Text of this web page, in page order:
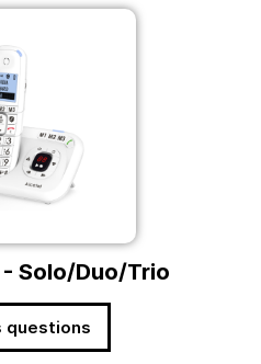
Solo/Duo/Trio
questions